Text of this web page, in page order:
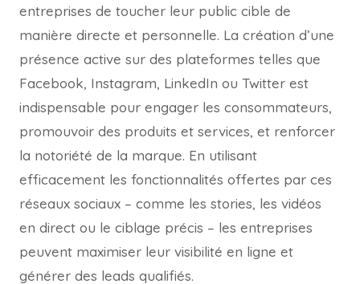
entreprises de toucher leur public cible de
manière directe et personnelle. La création d’une
présence active sur des plateformes telles que
Facebook, Instagram, LinkedIn ou Twitter est
indispensable pour engager les consommateurs,
promouvoir des produits et services, et renforcer
la notoriété de la marque. En utilisant
efficacement les fonctionnalités offertes par ces
réseaux sociaux – comme les stories, les vidéos
en direct ou le ciblage précis – les entreprises
peuvent maximiser leur visibilité en ligne et
générer des leads qualifiés.